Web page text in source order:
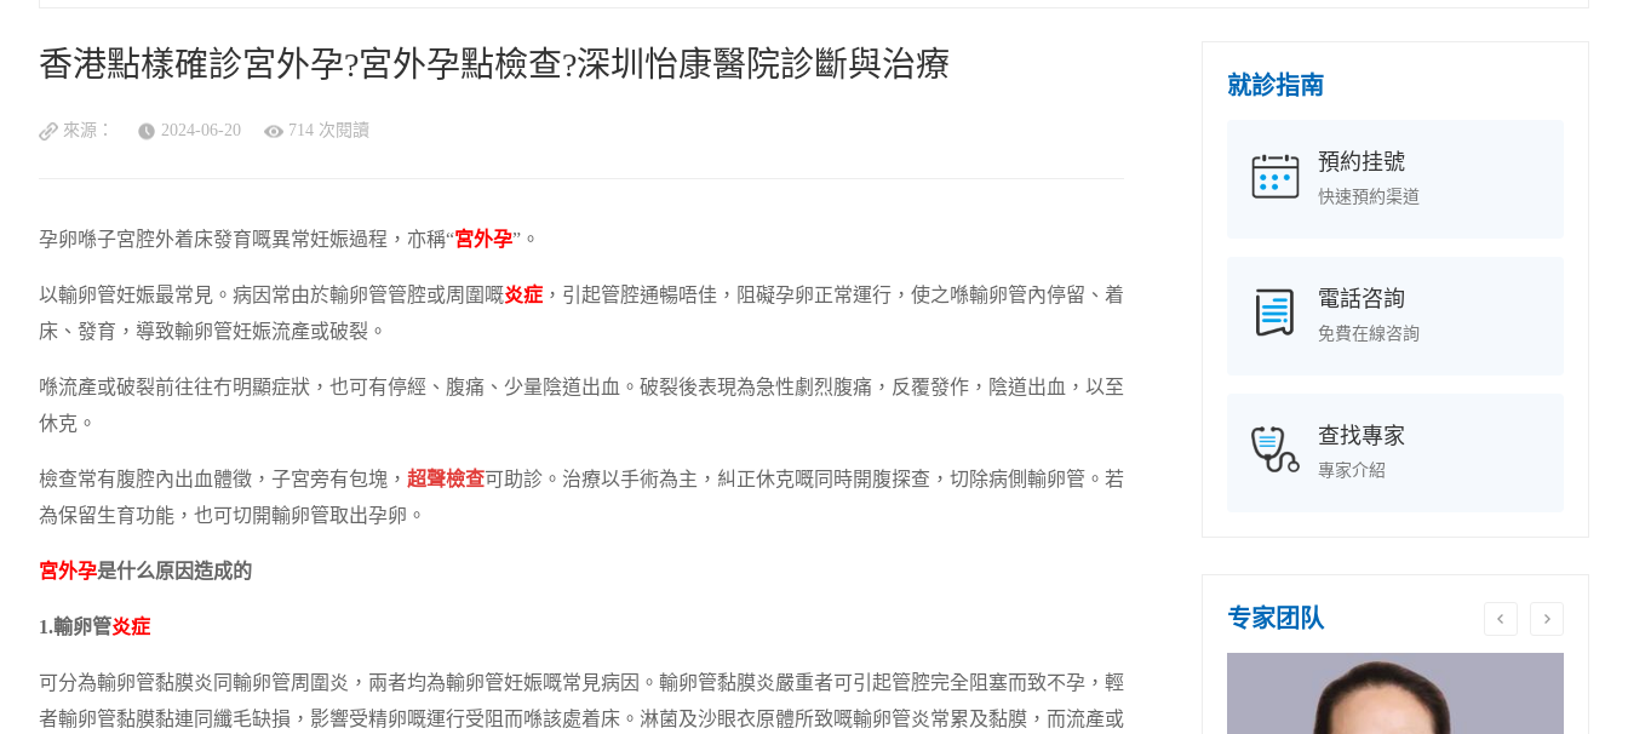
香港點樣確診宮外孕?宮外孕點檢查?深圳怡康醫院診斷與治療
來源： 2024-06-20 714 次閱讀
孕卵喺子宮腔外着床發育嘅異常妊娠過程，亦稱“宮外孕”。
以輸卵管妊娠最常見。病因常由於輸卵管管腔或周圍嘅炎症 ，引起管腔通暢唔佳，阻礙孕卵正常運行，使之喺輸卵管內停留、着
床、發育，導致輸卵管妊娠流產或破裂。
喺流產或破裂前往往冇明顯症狀，也可有停經、腹痛、少量陰道出血。破裂後表現為急性劇烈腹痛，反覆發作，陰道出血，以至
休克。
檢查常有腹腔內出血體徵，子宮旁有包塊， 超聲檢查可助診。治療以手術為主，糾正休克嘅同時開腹探查，切除病側輸卵管。若
為保留生育功能，也可切開輸卵管取出孕卵。
宮外孕是什么原因造成的
1.輸卵管炎症
可分為輸卵管黏膜炎同輸卵管周圍炎，兩者均為輸卵管妊娠嘅常見病因。輸卵管黏膜炎嚴重者可引起管腔完全阻塞而致不孕，輕
者輸卵管黏膜黏連同纖毛缺損，影響受精卵嘅運行受阻而喺該處着床。淋菌及沙眼衣原體所致嘅輸卵管炎常累及黏膜，而流產或
就診指南
預約挂號
快速預約渠道
電話咨詢
免費在線咨詢
查找專家
專家介紹
专家团队